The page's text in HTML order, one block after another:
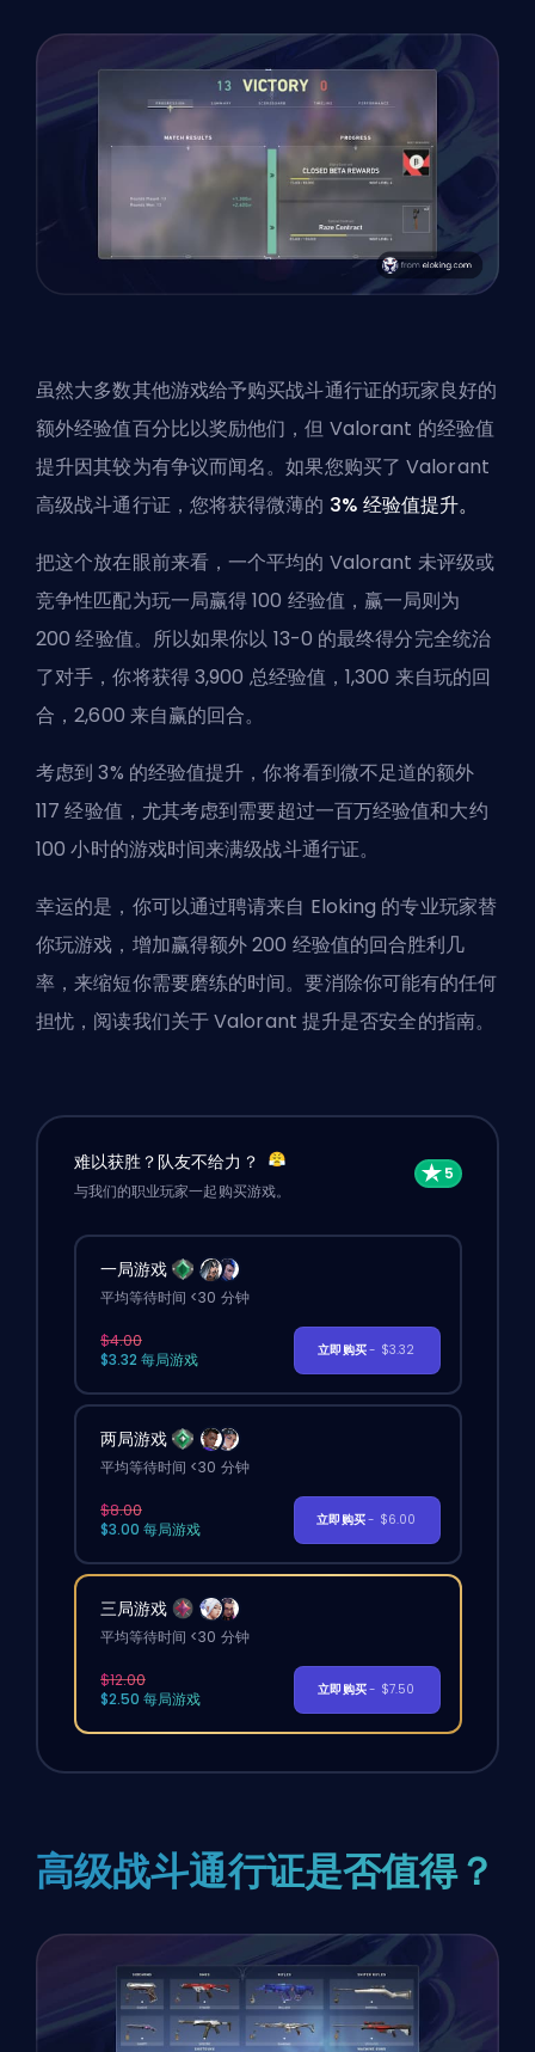
虽然大多数其他游戏给予购买战斗通行证的玩家良好的
额外经验值百分比以奖励他们，但 Valorant 的经验值
提升因其较为有争议而闻名。如果您购买了 Valorant
高级战斗通行证，您将获得微薄的 3% 经验值提升。
把这个放在眼前来看，一个平均的 Valorant 未评级或
竞争性匹配为玩一局赢得 100 经验值，赢一局则为
200 经验值。所以如果你以 13-0 的最终得分完全统治
了对手，你将获得 3,900 总经验值，1,300 来自玩的回
合，2,600 来自赢的回合。
考虑到 3% 的经验值提升，你将看到微不足道的额外
117 经验值，尤其考虑到需要超过一百万经验值和大约
100 小时的游戏时间来满级战斗通行证。
幸运的是，你可以通过聘请来自 Eloking 的专业玩家替
你玩游戏，增加赢得额外 200 经验值的回合胜利几
率，来缩短你需要磨练的时间。要消除你可能有的任何
担忧，阅读我们关于Valorant 提升是否安全的指南。
难以获胜？队友不给力？
与我们的职业玩家一起购买游戏。
一局游戏
平均等待时间 <30 分钟
$4.00
$3.32 每局游戏
立即购买- $3.32
两局游戏
平均等待时间 <30 分钟
$8.00
$3.00 每局游戏
立即购买- $6.00
三局游戏
平均等待时间 <30 分钟
$12.00
$2.50 每局游戏
立即购买- $7.50
高级战斗通行证是否值得？